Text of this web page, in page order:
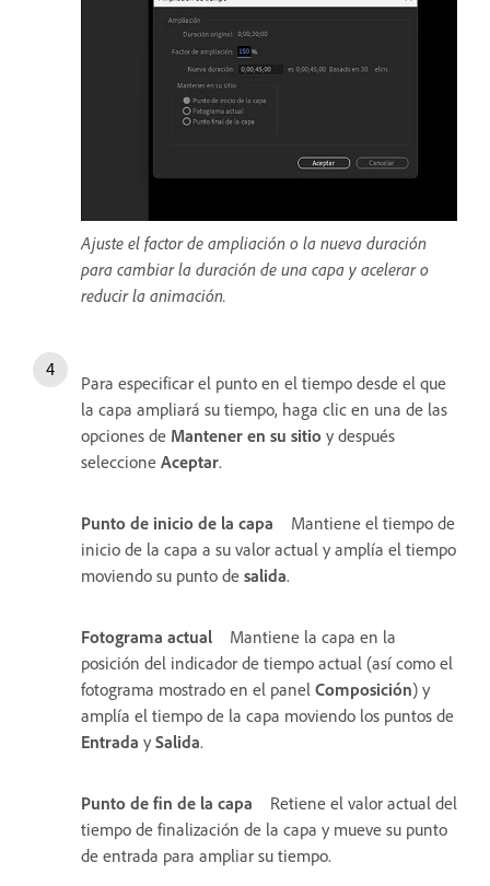
Ajuste el factor de ampliación o la nueva duración
para cambiar la duración de una capa y acelerar o
reducir la animación.
Para especificar el punto en el tiempo desde el que
la capa ampliará su tiempo, haga clic en una de las
opciones de Mantener en su sitio y después
seleccione Aceptar.
Punto de inicio de la capa
Mantiene el tiempo de
inicio de la capa a su valor actual y amplía el tiempo
moviendo su punto de salida.
Fotograma actual
Mantiene la capa en la
posición del indicador de tiempo actual (así como el
fotograma mostrado en el panel Composición) y
amplía el tiempo de la capa moviendo los puntos de
Entrada y Salida.
Punto de fin de la capa
Retiene el valor actual del
tiempo de finalización de la capa y mueve su punto
de entrada para ampliar su tiempo.